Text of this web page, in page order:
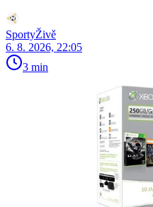
SportyŽivě
6. 8. 2026, 22:05
3 min